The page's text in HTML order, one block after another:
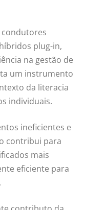
plug-in,
na gestão de
um instrumento
da literacia
individuais.
ineficientes e
contribui para
mais
eficiente para